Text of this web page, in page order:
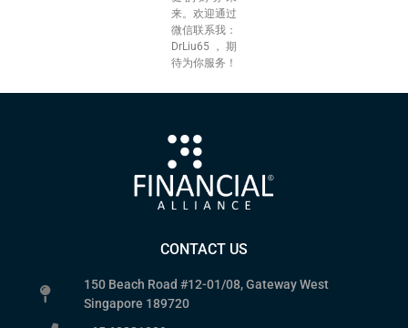
来。欢迎通过
微信联系我：
DrLiu65，期
待为你服务！
CONTACT US
150 Beach Road #12-01/08, Gateway West
Singapore 189720